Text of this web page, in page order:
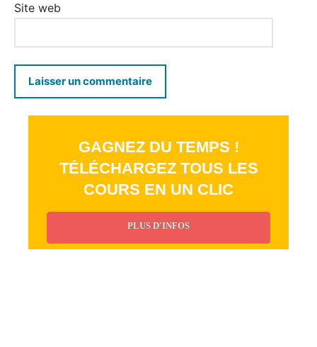
Site web
GAGNEZ DU TEMPS !
TÉLÉCHARGEZ TOUS LES
COURS EN UN CLIC
PLUS D'INFOS